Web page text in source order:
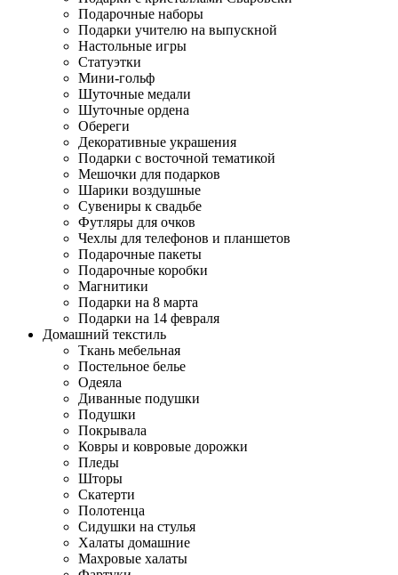
Подарочные наборы
Подарки учителю на выпускной
Настольные игры
Статуэтки
Мини-гольф
Шуточные медали
Шуточные ордена
Обереги
Декоративные украшения
Подарки с восточной тематикой
Мешочки для подарков
Шарики воздушные
Сувениры к свадьбе
Футляры для очков
Чехлы для телефонов и планшетов
Подарочные пакеты
Подарочные коробки
Магнитики
Подарки на 8 марта
Подарки на 14 февраля
Домашний текстиль
Ткань мебельная
Постельное белье
Одеяла
Диванные подушки
Подушки
Покрывала
Ковры и ковровые дорожки
Пледы
Шторы
Скатерти
Полотенца
Сидушки на стулья
Халаты домашние
Махровые халаты